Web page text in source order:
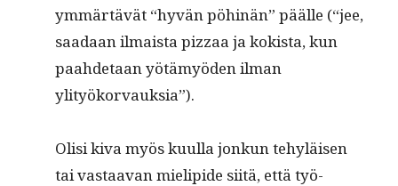
ymmärtävät “hyvän pöhinän” päälle (“jee,
saadaan ilmaista piz­zaa ja kok­ista, kun
paahde­taan yötämyö­den ilman
ylityökorvauksia”).
Olisi kiva myös kuul­la jonkun tehyläisen
tai vas­taa­van mielipi­de siitä, että työ­